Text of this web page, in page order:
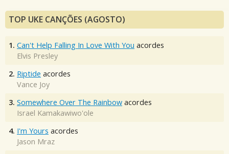
TOP UKE CANÇÕES (AGOSTO)
1. Can't Help Falling In Love With You acordes
Elvis Presley
2. Riptide acordes
Vance Joy
3. Somewhere Over The Rainbow acordes
Israel Kamakawiwo'ole
4. I'm Yours acordes
Jason Mraz